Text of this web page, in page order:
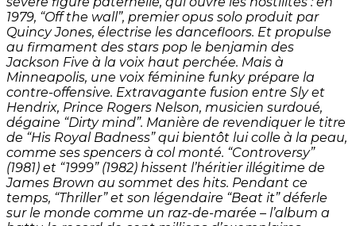
1979, “Off the wall”, premier opus solo produit par
Quincy Jones, électrise les dancefloors. Et propulse
au firmament des stars pop le benjamin des
Jackson Five à la voix haut perchée. Mais à
Minneapolis, une voix féminine funky prépare la
contre-offensive. Extravagante fusion entre Sly et
Hendrix, Prince Rogers Nelson, musicien surdoué,
dégaine “Dirty mind”. Manière de revendiquer le titre
de “His Royal Badness” qui bientôt lui colle à la peau,
comme ses spencers à col monté. “Controversy”
(1981) et “1999” (1982) hissent l’héritier illégitime de
James Brown au sommet des hits. Pendant ce
temps, “Thriller” et son légendaire “Beat it” déferle
sur le monde comme un raz-de-marée – l’album a